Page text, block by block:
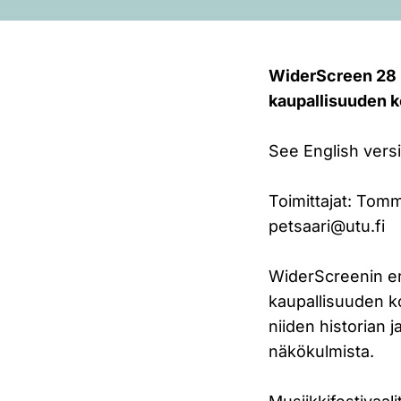
WiderScreen
kaupallisuuden
See English
Toimittajat:
petsaari@utu.fi
WiderScreenin
kaupallisuuden
niiden historian
näkökulmista.